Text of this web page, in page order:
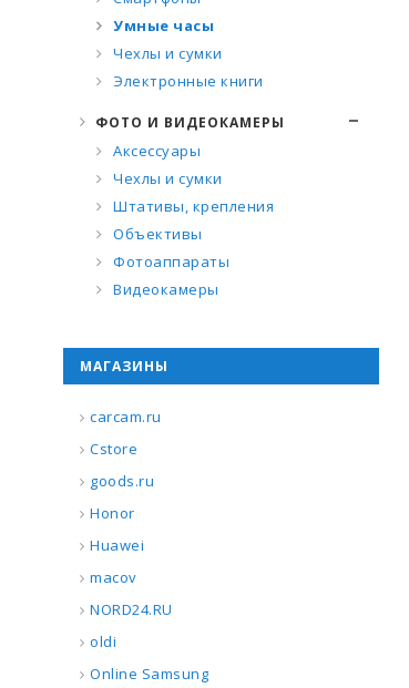
Умные часы
Чехлы и сумки
Электронные книги
ФОТО И ВИДЕОКАМЕРЫ
Аксессуары
Чехлы и сумки
Штативы, крепления
Объективы
Фотоаппараты
Видеокамеры
МАГАЗИНЫ
carcam.ru
Cstore
goods.ru
Honor
Huawei
macov
NORD24.RU
oldi
Online Samsung